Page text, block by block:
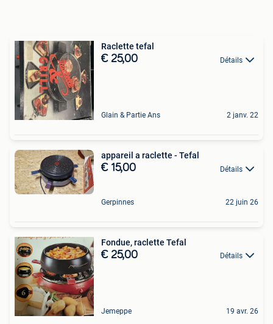
Raclette tefal
€ 25,00 Détails
Glain & Partie Ans 2 janv. 22
appareil a raclette - Tefal
€ 15,00 Détails
Gerpinnes 22 juin 26
Fondue, raclette Tefal
€ 25,00 Détails
Jemeppe 19 avr. 26